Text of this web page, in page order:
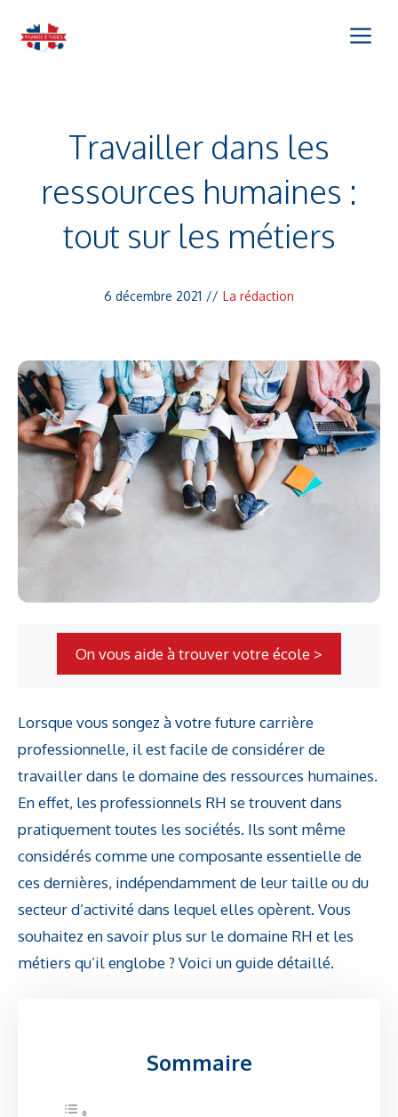
Travailler dans les
ressources humaines :
tout sur les métiers
6 décembre 2021 // La rédaction
On vous aide à trouver votre école >
Lorsque vous songez à votre future carrière
professionnelle, il est facile de considérer de
travailler dans le domaine des ressources humaines.
En effet, les professionnels RH se trouvent dans
pratiquement toutes les sociétés. Ils sont même
considérés comme une composante essentielle de
ces dernières, indépendamment de leur taille ou du
secteur d’activité dans lequel elles opèrent. Vous
souhaitez en savoir plus sur le domaine RH et les
métiers qu’il englobe ? Voici un guide détaillé.
Sommaire